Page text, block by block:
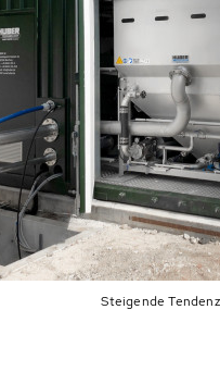
Steigende